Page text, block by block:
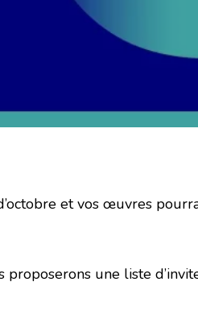
et vos œuvres
une liste